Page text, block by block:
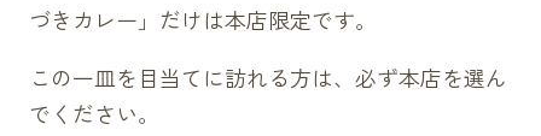
づきカレー」だけは本店限定です。
この一皿を目当てに訪れる方は、必ず本店を選ん
でください。